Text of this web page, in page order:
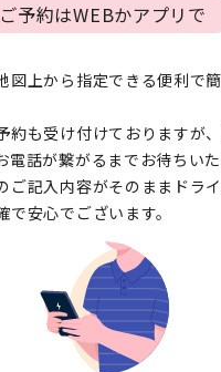
ご予約はWEBかアプリで
図上から指定できる便利で
約も受け付けておりますが
電話が繋がるまでお待ちい
ご記入内容がそのままドラ
で安心でございます。